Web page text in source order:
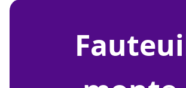
fauteuil